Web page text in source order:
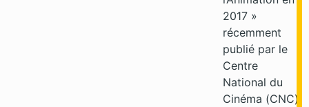
2017 »
récemment
publié par le
Centre
National du
Cinéma (CNC),